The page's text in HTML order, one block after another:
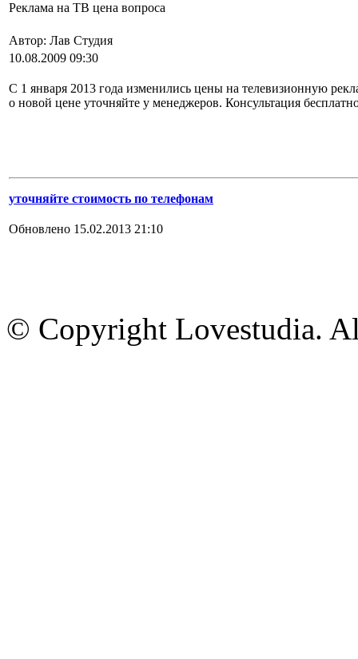
Реклама на ТВ цена вопроса
Автор: Лав Студия
10.08.2009 09:30
C 1 января 2013 года изменились цены на телевизионную
о новой цене уточняйте у менеджеров. Консультация
уточняйте стоимость по телефонам
Обновлено 15.02.2013 21:10
© Copyright Lovestudia.